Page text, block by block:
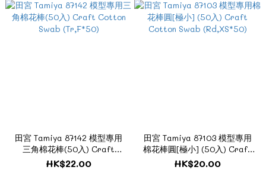
田宮 Tamiya 87142 模型專用
三角棉花棒(50入) Craft
Cotton Swab (Tr,F*50)
HK$22.00
田宮 Tamiya 87103 模型專用
棉花棒圓[極小] (50入) Craft
Cotton Swab (Rd,XS*50)
HK$20.00